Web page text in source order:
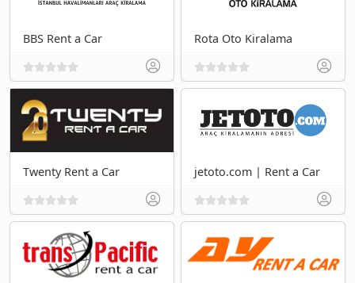
BBS Rent a Car Rota Oto Kiralama
Twenty Rent a Car jetoto.com | Rent a Car